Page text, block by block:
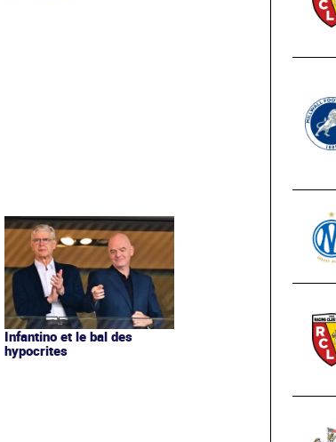
Infantino et le bal des
hypocrites